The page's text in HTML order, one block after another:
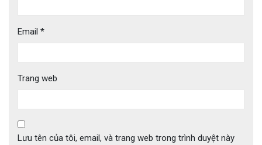
Email *
Trang web
Lưu tên của tôi, email, và trang web trong trình duyệt này